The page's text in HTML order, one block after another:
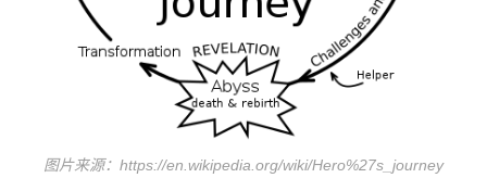
图片来源：https://en.wikipedia.org/wiki/Hero%27s_journey